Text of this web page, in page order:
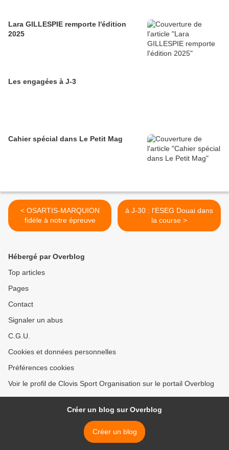
Lara GILLESPIE remporte l'édition
2025
Les engagées à J-3
Cahier spécial dans Le Petit Mag
< OSARTIS-MARQUION
fidèle à notre épreuve
à J-30 : l'ESEG Douai dans
la course >
Hébergé par Overblog
Top articles
Pages
Contact
Signaler un abus
C.G.U.
Cookies et données personnelles
Préférences cookies
Voir le profil de Clovis Sport Organisation sur le portail Overblog
Créer un blog sur Overblog
Créer un blog